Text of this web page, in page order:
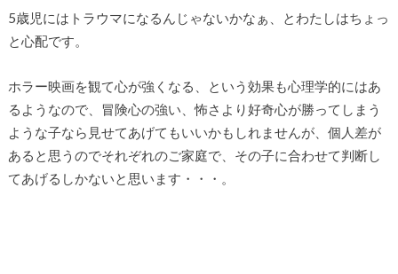
5歳児にはトラウマになるんじゃないかなぁ、とわたしはちょっ
と心配です。
ホラー映画を観て心が強くなる、という効果も心理学的にはあ
るようなので、冒険心の強い、怖さより好奇心が勝ってしまう
ような子なら見せてあげてもいいかもしれませんが、個人差が
あると思うのでそれぞれのご家庭で、その子に合わせて判断し
てあげるしかないと思います・・・。